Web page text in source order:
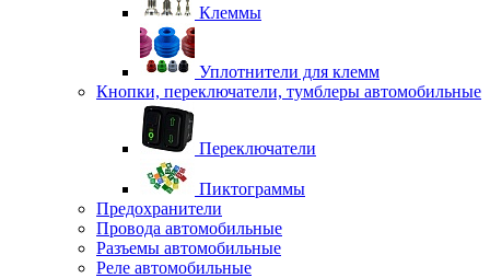
Клеммы
Уплотнители для клемм
Кнопки, переключатели, тумблеры автомобильные
Переключатели
Пиктограммы
Предохранители
Провода автомобильные
Разъемы автомобильные
Реле автомобильные